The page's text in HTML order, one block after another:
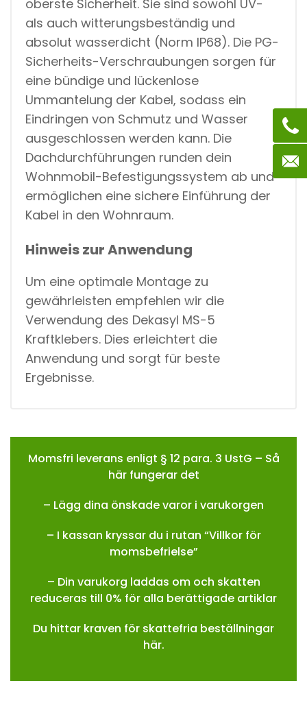
oberste Sicherheit. Sie sind sowohl UV-
als auch witterungsbeständig und
absolut wasserdicht (Norm IP68). Die PG-
Sicherheits-Verschraubungen sorgen für
eine bündige und lückenlose
Ummantelung der Kabel, sodass ein
Eindringen von Schmutz und Wasser
ausgeschlossen werden kann. Die
Dachdurchführungen runden dein
Wohnmobil-Befestigungssystem ab und
ermöglichen eine sichere Einführung der
Kabel in den Wohnraum.
Hinweis zur Anwendung
Um eine optimale Montage zu
gewährleisten empfehlen wir die
Verwendung des Dekasyl MS-5
Kraftklebers. Dies erleichtert die
Anwendung und sorgt für beste
Ergebnisse.
Momsfri leverans enligt § 12 para. 3 UstG – Så
här fungerar det
– Lägg dina önskade varor i varukorgen
– I kassan kryssar du i rutan “Villkor för
momsbefrielse”
– Din varukorg laddas om och skatten
reduceras till 0% för alla berättigade artiklar
Du hittar kraven för skattefria beställningar
här.